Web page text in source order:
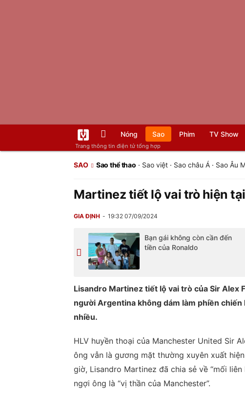
Trang thông tin điện tử tổng hợp
Nóng Sao Phim TV Show
SAO Sao thể thao · Sao việt · Sao châu Á · Sao Âu
Martinez tiết lộ vai trò hiện
GIA ĐỊNH 19:32 07/09/2024
Bạn gái không còn cần đến
tiền của Ronaldo
Lisandro Martinez tiết lộ vai trò của Sir Alex
người Argentina không dám làm phiền
nhiều.
HLV huyền thoại của Manchester United Sir
ông vẫn là gương mặt thường xuyên xuất
giờ, Lisandro Martinez đã chia sẻ về “mối
ngợi ông là “vị thần của Manchester”.